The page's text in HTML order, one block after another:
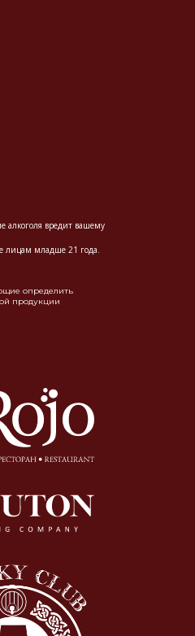
алкоголя вредит вашему
лицам младше 21 года.
определить
продукции